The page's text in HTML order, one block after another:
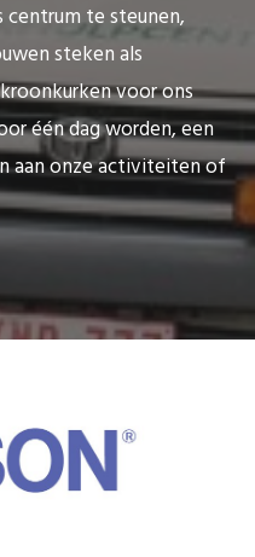
centrum te steunen,
steken als
voor ons
één dag worden, een
aan onze activiteiten of